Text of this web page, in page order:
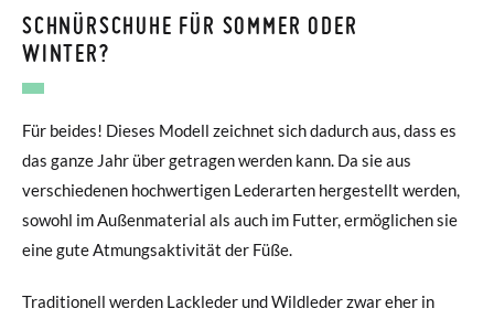
SCHNÜRSCHUHE FÜR SOMMER ODER
WINTER?
Für beides! Dieses Modell zeichnet sich dadurch aus, dass es
das ganze Jahr über getragen werden kann. Da sie aus
verschiedenen hochwertigen Lederarten hergestellt werden,
sowohl im Außenmaterial als auch im Futter, ermöglichen sie
eine gute Atmungsaktivität der Füße.
Traditionell werden Lackleder und Wildleder zwar eher in